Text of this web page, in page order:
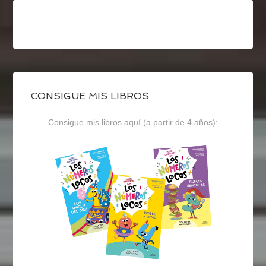
CONSIGUE MIS LIBROS
Consigue mis libros aquí (a partir de 4 años):